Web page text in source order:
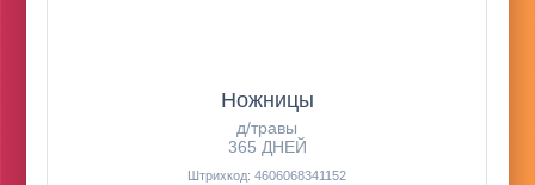
Ножницы
д/травы
365 ДНЕЙ
Штрихкод: 4606068341152